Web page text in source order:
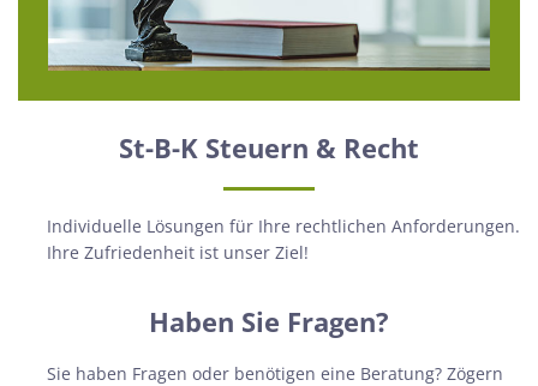
St-B-K Steuern & Recht
Individuelle Lösungen für Ihre rechtlichen Anforderungen.
Ihre Zufriedenheit ist unser Ziel!
Haben Sie Fragen?
Sie haben Fragen oder benötigen eine Beratung? Zögern